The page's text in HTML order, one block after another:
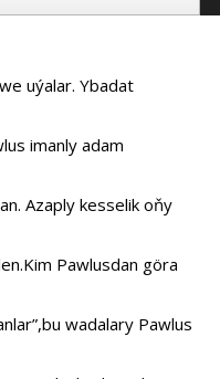
uýalar. Ybadat
imanly adam
Azaply kesselik oňy
Pawlusdan göra
wadalary Pawlus